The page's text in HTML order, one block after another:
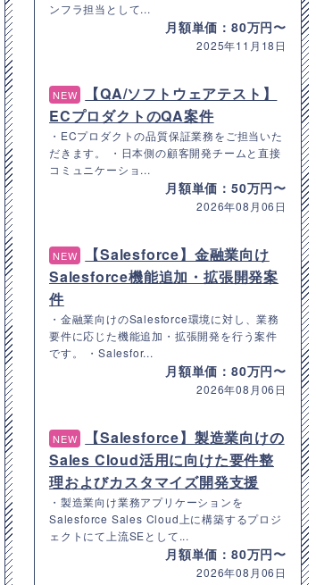
ンフラ担当として...
月額単価：80万円〜
2025年11月18日
NEW
【QA/ソフトウェアテスト】
ECプロダクトのQA案件
・ECプロダクトの品質保証業務をご担当いた
だきます。 ・日本側の顧客開発チームと直接
コミュニケーショ...
月額単価：50万円〜
2026年08月06日
NEW
【Salesforce】金融業向け
Salesforce機能追加・拡張開発案
件
・金融業向けのSalesforce環境に対し、業務
要件に応じた機能追加・拡張開発を行う案件
です。 ・Salesfor...
月額単価：80万円〜
2026年08月06日
NEW
【Salesforce】製造業向けの
Sales Cloud活用に向けた要件整
理およびカスタマイズ開発支援
・製造業向け業務アプリケーションを
Salesforce Sales Cloud上に構築するプロジ
ェクトにて上流SEとして...
月額単価：80万円〜
2026年08月06日